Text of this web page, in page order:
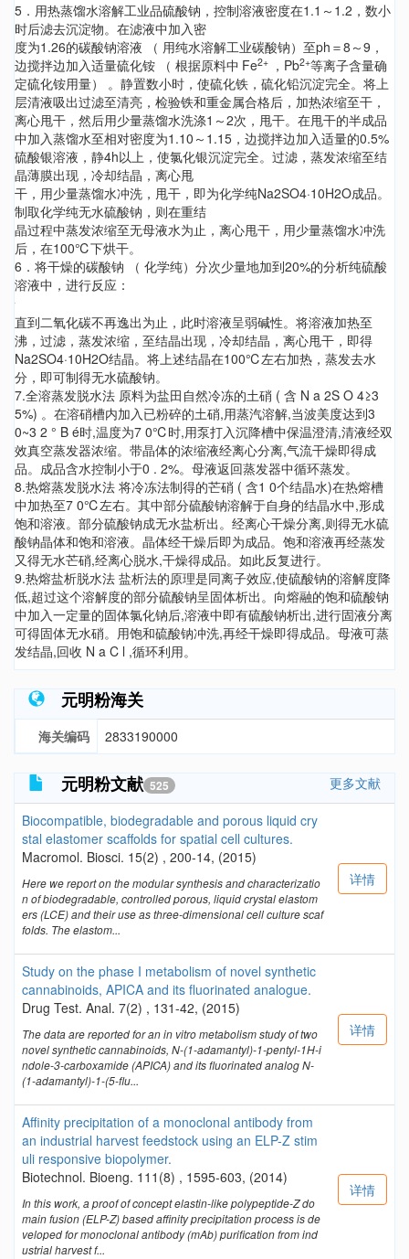
5．用热蒸馏水溶解工业品硫酸钠，控制溶液密度在1.1～1.2，数小
时后滤去沉淀物。在滤液中加入密
度为1.26的碳酸钠溶液 （ 用纯水溶解工业碳酸钠）至ph＝8～9，
边搅拌边加入适量硫化铵 （ 根据原料中 Fe2+ ，Pb2+等离子含量确
定硫化铵用量） 。静置数小时，使硫化铁，硫化铅沉淀完全。将上
层清液吸出过滤至清亮，检验铁和重金属合格后，加热浓缩至干，
离心甩干，然后用少量蒸馏水洗涤1～2次，甩干。在甩干的半成品
中加入蒸馏水至相对密度为1.10～1.15，边搅拌边加入适量的0.5%
硫酸银溶液，静4h以上，使氯化银沉淀完全。过滤，蒸发浓缩至结
晶薄膜出现，冷却结晶，离心甩
干，用少量蒸馏水冲洗，甩干，即为化学纯Na2SO4·10H2O成品。
制取化学纯无水硫酸钠，则在重结
晶过程中蒸发浓缩至无母液水为止，离心甩干，用少量蒸馏水冲洗
后，在100℃下烘干。
6．将干燥的碳酸钠 （ 化学纯）分次少量地加到20%的分析纯硫酸
溶液中，进行反应：
直到二氧化碳不再逸出为止，此时溶液呈弱碱性。将溶液加热至
沸，过滤，蒸发浓缩，至结晶出现，冷却结晶，离心甩干，即得
Na2SO4·10H2O结晶。将上述结晶在100℃左右加热，蒸发去水
分，即可制得无水硫酸钠。
7.全溶蒸发脱水法 原料为盐田自然冷冻的土硝 ( 含 N a 2S O 4≥3
5%) 。在溶硝槽内加入已粉碎的土硝,用蒸汽溶解,当波美度达到3
0~3 2 ° B é时,温度为7 0℃时,用泵打入沉降槽中保温澄清,清液经双
效真空蒸发器浓缩。带晶体的浓缩液经离心分离,气流干燥即得成
品。成品含水控制小于0 . 2%。母液返回蒸发器中循环蒸发。
8.热熔蒸发脱水法 将冷冻法制得的芒硝 ( 含1 0个结晶水)在热熔槽
中加热至7 0℃左右。其中部分硫酸钠溶解于自身的结晶水中,形成
饱和溶液。部分硫酸钠成无水盐析出。经离心干燥分离,则得无水硫
酸钠晶体和饱和溶液。晶体经干燥后即为成品。饱和溶液再经蒸发
又得无水芒硝,经离心脱水,干燥得成品。如此反复进行。
9.热熔盐析脱水法 盐析法的原理是同离子效应,使硫酸钠的溶解度降
低,超过这个溶解度的部分硫酸钠呈固体析出。向熔融的饱和硫酸钠
中加入一定量的固体氯化钠后,溶液中即有硫酸钠析出,进行固液分离
可得固体无水硝。用饱和硫酸钠冲洗,再经干燥即得成品。母液可蒸
发结晶,回收 N a C l ,循环利用。
元明粉海关
海关编码 2833190000
元明粉文献 525 更多文献
Biocompatible, biodegradable and porous liquid cry
stal elastomer scaffolds for spatial cell cultures.
Macromol. Biosci. 15(2) , 200-14, (2015)
Here we report on the modular synthesis and characterizatio
n of biodegradable, controlled porous, liquid crystal elastom
ers (LCE) and their use as three-dimensional cell culture scaf
folds. The elastom...
详情
Study on the phase I metabolism of novel synthetic
cannabinoids, APICA and its fluorinated analogue.
Drug Test. Anal. 7(2) , 131-42, (2015)
The data are reported for an in vitro metabolism study of two
novel synthetic cannabinoids, N-(1-adamantyl)-1-pentyl-1H-i
ndole-3-carboxamide (APICA) and its fluorinated analog N-
(1-adamantyl)-1-(5-flu...
详情
Affinity precipitation of a monoclonal antibody from
an industrial harvest feedstock using an ELP-Z stim
uli responsive biopolymer.
Biotechnol. Bioeng. 111(8) , 1595-603, (2014)
In this work, a proof of concept elastin-like polypeptide-Z do
main fusion (ELP-Z) based affinity precipitation process is de
veloped for monoclonal antibody (mAb) purification from ind
ustrial harvest f...
详情